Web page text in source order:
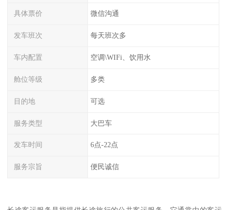
具体票价 微信沟通
发车班次 每天班次多
车内配置 空调\WIFi、饮用水
舱位等级 多类
目的地 可选
服务类型 大巴车
发车时间 6点-22点
服务宗旨 便民诚信